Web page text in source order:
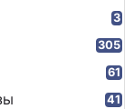
3
305
61
41